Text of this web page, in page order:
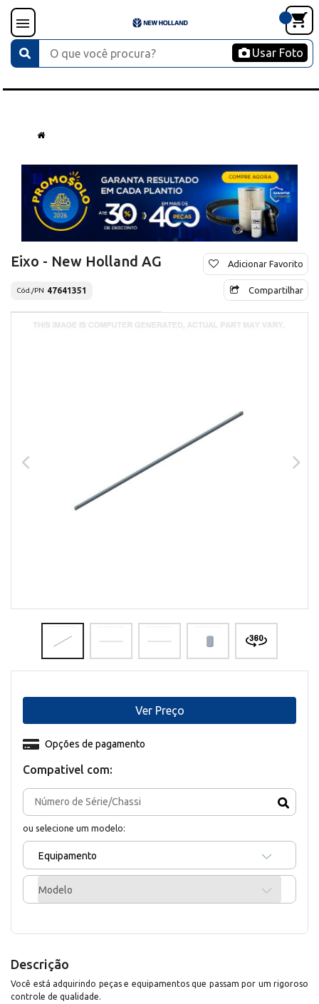
Usar Foto
Eixo - New Holland AG
Cód./PN 47641351
Adicionar Favorito
Compartilhar
Compativel com:
ou selecione um modelo:
Equipamento
Modelo
Opções de pagamento
Ver Preço
Descrição
Você está adquirindo peças e equipamentos que passam por um rigoroso
controle de qualidade.